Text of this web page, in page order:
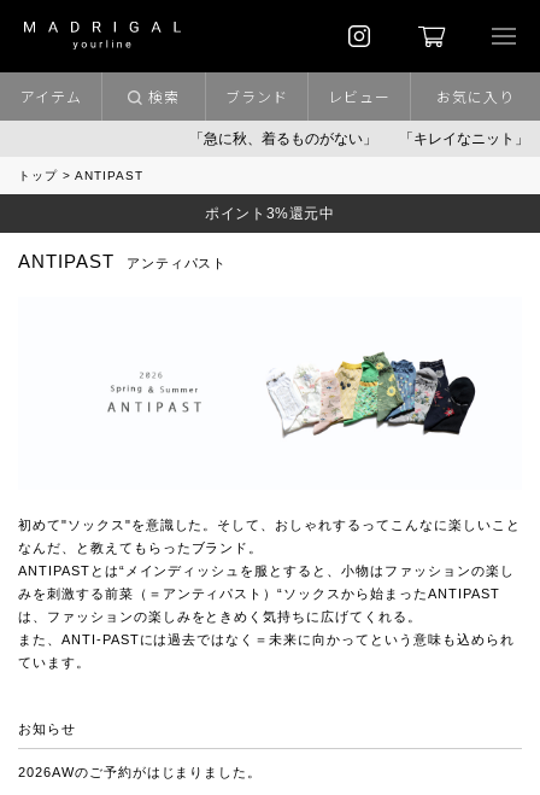
「急に秋、着るものがない」 「キレイなニット」 ポイン
アイテム 検索 ブランド レビュー お気に入り
トップ ANTIPAST
ポイント3%還元中
ANTIPAST アンティパスト
初めて"ソックス"を意識した。そして、おしゃれするってこんなに楽しいこと
なんだ、と教えてもらったブランド。
ANTIPASTとは“メインディッシュを服とすると、小物はファッションの楽し
みを刺激する前菜（＝アンティパスト）“ソックスから始まったANTIPAST
は、ファッションの楽しみをときめく気持ちに広げてくれる。
また、ANTI-PASTには過去ではなく＝未来に向かってという意味も込められ
ています。
お知らせ
2026AWのご予約がはじまりました。